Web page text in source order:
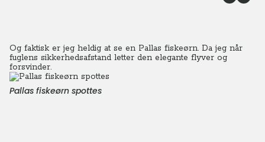
Og faktisk er jeg heldig at se en Pallas fiskeørn. Da jeg når
fuglens sikkerhedsafstand letter den elegante flyver og
forsvinder.
Pallas fiskeørn spottes